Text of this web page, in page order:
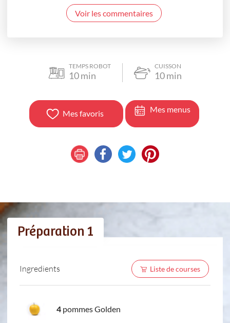
Voir les commentaires
TEMPS ROBOT
10min
CUISSON
10min
Mes favoris Mes menus
Préparation 1
Ingredients Liste de courses
4 pommes Golden